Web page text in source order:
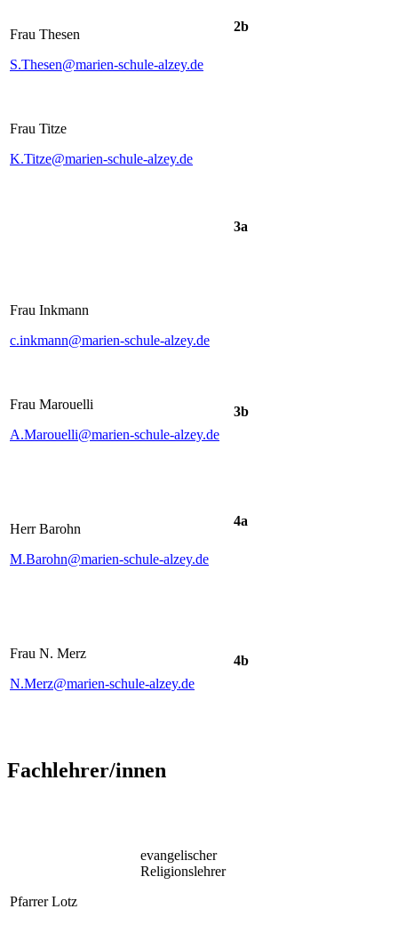
Frau Thesen
S.Thesen@marien-schule-alzey.de
2b
Frau Titze
K.Titze@marien-schule-alzey.de
Frau Inkmann
c.inkmann@marien-schule-alzey.de
3a
Frau Marouelli
A.Marouelli@marien-schule-alzey.de
3b
Herr Barohn
M.Barohn@marien-schule-alzey.de
4a
Frau N. Merz
N.Merz@marien-schule-alzey.de
4b
Fachlehrer/innen
Pfarrer Lotz
evangelischer
Religionslehrer